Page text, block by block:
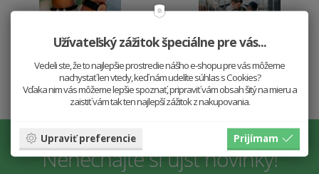
Nenechajte si ujsť novinky!
Užívateľský zážitok špeciálne pre vás...
Vedeli ste, že to najlepšie prostredie nášho e-shopu pre vás môžeme
nachystať len vtedy, keď nám udelíte súhlas s Cookies?
Vďaka nim vás môžeme lepšie spoznať, pripraviť vám obsah šitý na mieru a
zaistiť vám tak ten najlepší zážitok z nakupovania.
Upraviť preferencie Prijímam